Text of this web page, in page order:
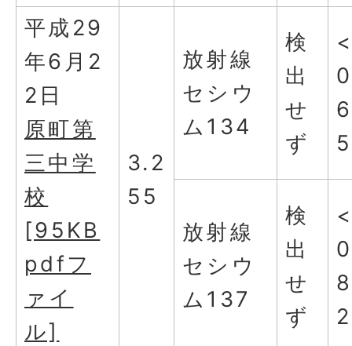
平成29
年6月2
2日
原町第
三中学
校
[95KB
pdfフ
ァイ
ル]
3.2
55
放射線
セシウ
ム134
検
出
せ
ず
5
放射線
セシウ
ム137
検
出
せ
ず
2